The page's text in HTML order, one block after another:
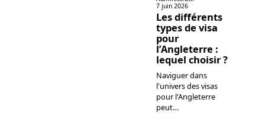
7 juin 2026
Les différents
types de visa
pour
l’Angleterre :
lequel choisir ?
Naviguer dans
l'univers des visas
pour l'Angleterre
peut…